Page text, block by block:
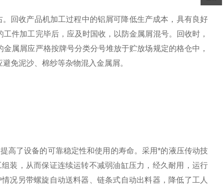
回收产品机加工过程中的铝屑可降低生产成本，具有良好
件加工完毕后，应及时国收，以防金属屑混号。回收时，
属屑应严格按牌号分类分号堆放于贮放场规定的格仓中，
免泥沙、棉纱等杂物混入金属屑。
高了设备的可靠稳定性和使用的寿命。采用*的液压传动技
装，从而保证连续运转不减弱油缸压力，经久耐用，运行
况另带螺旋自动送料器、链条式自动出料器，降低了工人